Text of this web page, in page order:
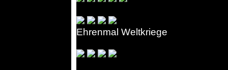
Ehrenmal Weltkriege